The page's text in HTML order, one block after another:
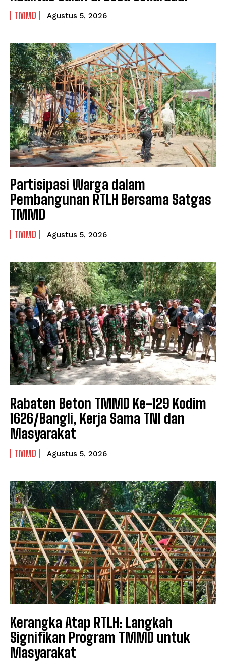
TMMD Agustus 5, 2026
Partisipasi Warga dalam
Pembangunan RTLH Bersama Satgas
TMMD
TMMD Agustus 5, 2026
Rabaten Beton TMMD Ke-129 Kodim
1626/Bangli, Kerja Sama TNI dan
Masyarakat
TMMD Agustus 5, 2026
Kerangka Atap RTLH: Langkah
Signifikan Program TMMD untuk
Masyarakat